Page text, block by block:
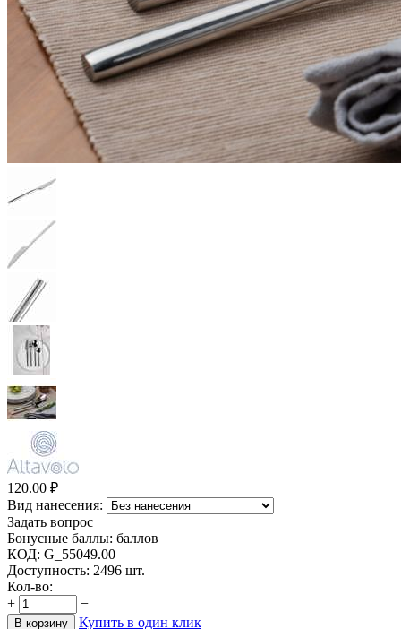
120.00 ₽
Вид нанесения:
Задать вопрос
Бонусные баллы: баллов
КОД: G_55049.00
Доступность: 2496 шт.
Кол-во:
+
−
В корзину Купить в один клик